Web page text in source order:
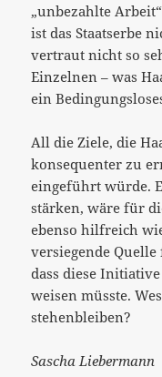
„unbezahlte
ist das Staatserbe
vertraut nicht so
Einzelnen – was
ein
All die Ziele, die
konsequenter zu
eingeführt würde.
stärken, wäre für
ebenso hilfreich
versiegende
dass diese
weisen müsste.
stehenbleiben?
Sascha Liebermann